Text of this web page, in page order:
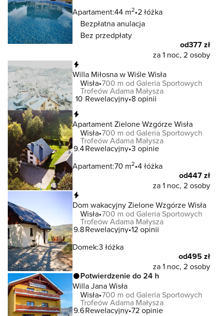
Apartament:44 m2 2 łóżka
Bezpłatna anulacja
Bez przedpłaty
od377 zł
za 1 noc, 2 osoby
Willa Miłosna w Wiśle Wisła
Wisła 700 m od Galeria Sportowych
Trofeów Adama Małysza
10 Rewelacyjny 8 opinii
Apartament Zielone Wzgórze Wisła
Wisła 700 m od Galeria Sportowych
Trofeów Adama Małysza
9.4Rewelacyjny 3 opinie
Apartament:70 m2 4 łóżka
od447 zł
za 1 noc, 2 osoby
Dom wakacyjny Zielone Wzgórze Wisła
Wisła 700 m od Galeria Sportowych
Trofeów Adama Małysza
9.8Rewelacyjny 12 opinii
Domek:3 łóżka
od495 zł
za 1 noc, 2 osoby
Potwierdzenie do 24 h
Willa Jana Wisła
Wisła 700 m od Galeria Sportowych
Trofeów Adama Małysza
9.6Rewelacyjny 72 opinie